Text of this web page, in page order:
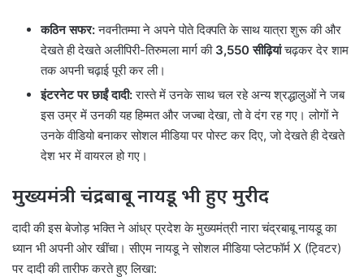
कठिन सफर:नवनीतम्मा ने अपने पोते दिक्पति के साथ यात्रा शुरू की और
देखते ही देखते अलीपिरी-तिरुमला मार्ग की 3,550 सीढ़ियांचढ़कर देर शाम
तक अपनी चढ़ाई पूरी कर ली।
इंटरनेट पर छाईं दादी:रास्ते में उनके साथ चल रहे अन्य श्रद्धालुओं ने जब
इस उम्र में उनकी यह हिम्मत और जज्बा देखा, तो वे दंग रह गए। लोगों ने
उनके वीडियो बनाकर सोशल मीडिया पर पोस्ट कर दिए, जो देखते ही देखते
देश भर में वायरल हो गए।
मुख्यमंत्री चंद्रबाबू नायडू भी हुए मुरीद
दादी की इस बेजोड़ भक्ति ने आंध्र प्रदेश के मुख्यमंत्री नारा चंद्रबाबू नायडू का
ध्यान भी अपनी ओर खींचा। सीएम नायडू ने सोशल मीडिया प्लेटफॉर्म X (ट्विटर)
पर दादी की तारीफ करते हुए लिखा: